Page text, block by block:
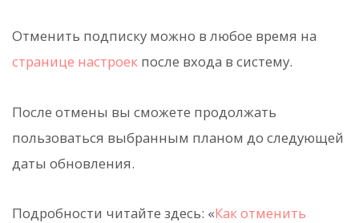
Отменить подписку можно в любое время на
странице настроек после входа в систему.
После отмены вы сможете продолжать
пользоваться выбранным планом до следующей
даты обновления.
Подробности читайте здесь: «Как отменить